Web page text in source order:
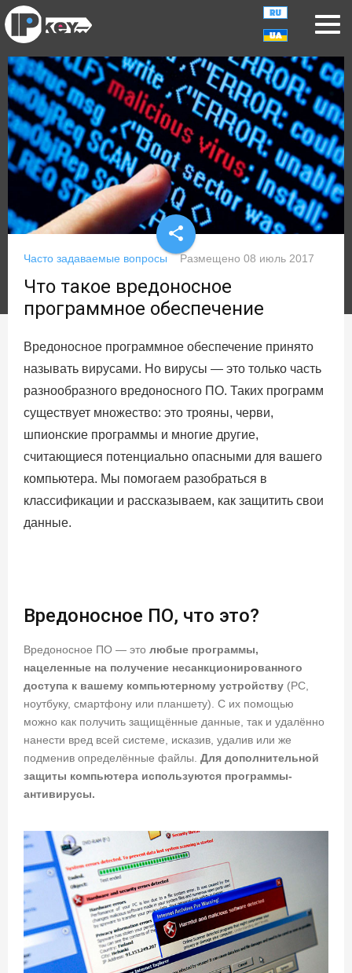
share
Часто задаваемые вопросы Размещено 08 июль 2017
Что такое вредоносное
программное обеспечение
Вредоносное программное обеспечение принято
называть вирусами. Но вирусы — это только часть
разнообразного вредоносного ПО. Таких программ
существует множество: это трояны, черви,
шпионские программы и многие другие,
считающиеся потенциально опасными для вашего
компьютера. Мы помогаем разобраться в
классификации и рассказываем, как защитить свои
данные.
Вредоносное ПО, что это?
Вредоносное ПО — это любые программы,
нацеленные на получение несанкционированного
доступа к вашему компьютерному устройству (PC,
ноутбуку, смартфону или планшету). С их помощью
можно как получить защищённые данные, так и удалённо
нанести вред всей системе, исказив, удалив или же
подменив определённые файлы. Для дополнительной
защиты компьютера используются программы-
антивирусы.